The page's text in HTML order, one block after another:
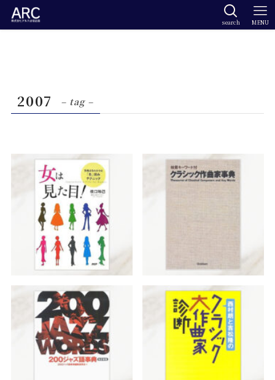
search MENU
2007 – tag –